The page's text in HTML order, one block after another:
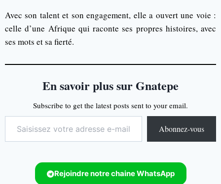
Avec son talent et son engagement, elle a ouvert une voie :
celle d’une Afrique qui raconte ses propres histoires, avec
ses mots et sa fierté.
En savoir plus sur Gnatepe
Subscribe to get the latest posts sent to your email.
Abonnez-vous
Rejoindre notre chaine WhatsApp